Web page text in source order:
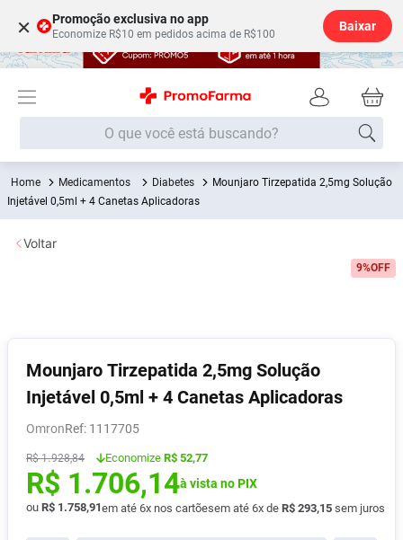
× Promoção exclusiva no app
Economize R$10 em pedidos acima de R$100
Baixar
O que você está buscando?
Medicamentos Diabetes
Mounjaro Tirzepatida 2,5mg Solução
Injetável 0,5ml + 4 Canetas Aplicadoras
9%OFF
Mounjaro Tirzepatida 2,5mg Solução
Injetável 0,5ml + 4 Canetas Aplicadoras
Omron : 1117705
R$ 1.928,84 Economize R$ 52,77
R$ 1.706,14à vista no PIX
ou R$ 1 .758,91em até 6x nos cartõesem até 6x de R$ 293,15 sem juros
Voltar
Termos mais buscados
1º Fralda
2
5º Fralda G
6º Desodorante
7º Shampoo
8º Absorvente
9º Pampers Confort Sec
10 Lavitan